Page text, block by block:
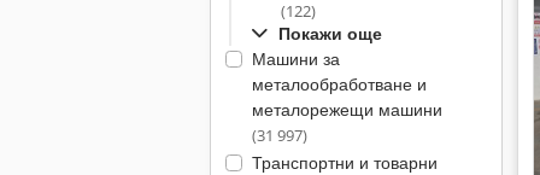
(122)
Покажи още
Машини за
металообработване и
металорежещи машини
(31 997)
Транспортни и товарни